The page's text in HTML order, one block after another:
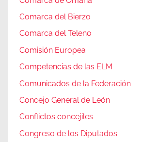
Comarca del Bierzo
Comarca del Teleno
Comisión Europea
Competencias de las ELM
Comunicados de la Federación
Concejo General de León
Conflictos concejiles
Congreso de los Diputados